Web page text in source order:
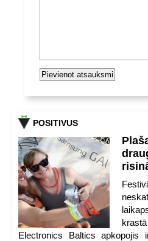
POSITIVUS
Electronics Baltics